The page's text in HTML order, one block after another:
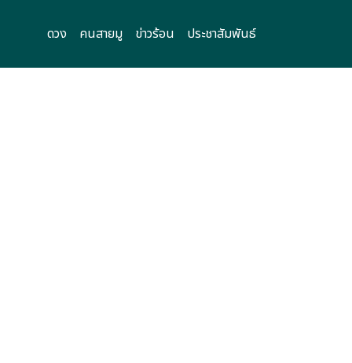
ดวง คนสายมู ข่าวร้อน ประชาสัมพันธ์